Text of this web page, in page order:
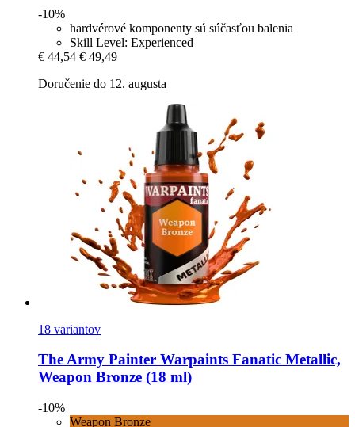
-10%
hardvérové komponenty sú súčasťou balenia
Skill Level: Experienced
€ 44,54 € 49,49
Doručenie do 12. augusta
18 variantov
The Army Painter Warpaints Fanatic Metallic,
Weapon Bronze (18 ml)
-10%
Weapon Bronze